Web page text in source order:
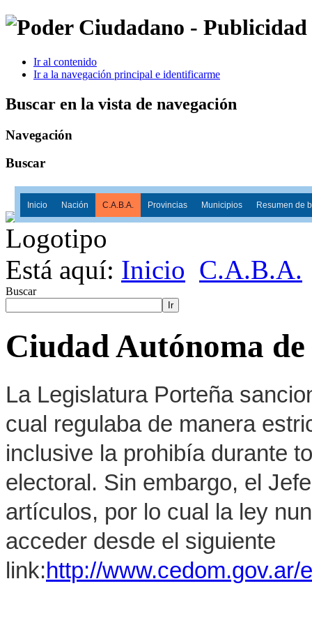
Ir al contenido
Ir a la navegación principal e identificarme
Buscar en la vista de navegación
Navegación
Buscar
Inicio Nación C.A.B.A. Provincias Municipios Resumen de
Está aquí: Inicio C.A.B.A.
Buscar
Ir
Ciudad Autónoma
La Legislatura Porteña
cual regulaba de manera
inclusive la prohibía durante
electoral. Sin embargo, el
artículos, por lo cual la ley
acceder desde el siguiente
link:http://